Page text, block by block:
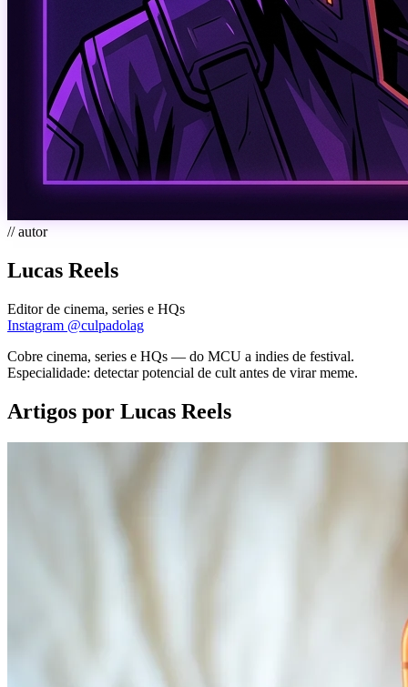
// autor
Lucas Reels
Editor de cinema, series e HQs
Instagram @culpadolag
Cobre cinema, series e HQs — do MCU a indies de festival.
Especialidade: detectar potencial de cult antes de virar meme.
Artigos por Lucas Reels